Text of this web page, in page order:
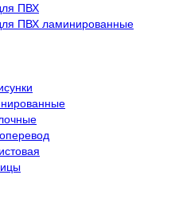
ПВХ
ПВХ ламинированные